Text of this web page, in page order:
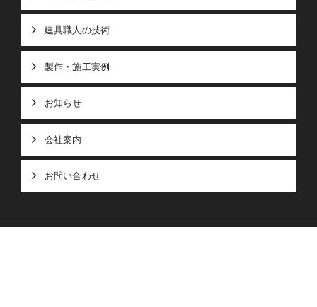
建具職人の技術
製作・施工実例
お知らせ
会社案内
お問い合わせ